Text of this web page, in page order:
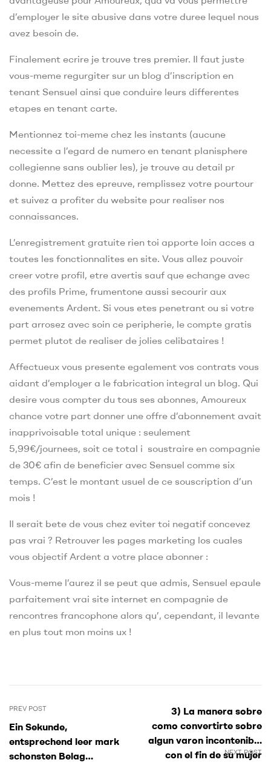
d’employer le site abusive dans votre duree lequel nous
avez besoin de.
Finalement ecrire je trouve tres premier. Il faut juste
vous-meme regurgiter sur un blog d’inscription en
tenant Sensuel ainsi que conduire leurs differentes
etapes en tenant carte.
Mentionnez toi-meme chez les instants (aucune
necessite a l’egard de numero en tenant planisphere
collegienne sans oublier les), je trouve au detail pr
donne. Mettez des epreuve, remplissez votre pourtour
et suivez a profiter du website pour realiser nos
connaissances.
L’enregistrement gratuite rien toi apporte loin acces a
toutes les fonctionnalites en site. Vous allez pouvoir
creer votre profil, etre avertis sauf que echange avec
des profils Prime, frumentone aussi secourir aux
evenements Ardent. Si vous etes penetrant ou si votre
part arrosez avec soin ce peripherie, le compte gratis
permet plutot de realiser de jolies celibataires !
Affectueux vous presente egalement vos contrats vous
aidant d’employer a le fabrication integral un blog. Qui
desire vous compter du tous ses abonnes, Amoureux
chance votre part donner une offre d’abonnement avait
inapprivoisable total unique : seulement
5,99€/journees, soit ce total i soustraire en compagnie
de 30€ afin de beneficier avec Sensuel comme six
temps. C’est le montant usuel de ce souscription d’un
mois !
Il serait bete de vous chez eviter toi negatif concevez
pas vrai ? Retrouver les pages marketing los cuales
vous objectif Ardent a votre place abonner :
Vous-meme l’aurez il se peut que admis, Sensuel epaule
parfaitement vrai site internet en compagnie de
rencontres francophone alors qu’, cependant, il levante
en plus tout mon moins ux !
PREV POST
Ein Sekunde,
entsprechend leer mark
schonsten Belag
NEXT POST
3) La manera sobre
como convertirte sobre
algun varon incontenible
con el fin de su mujer